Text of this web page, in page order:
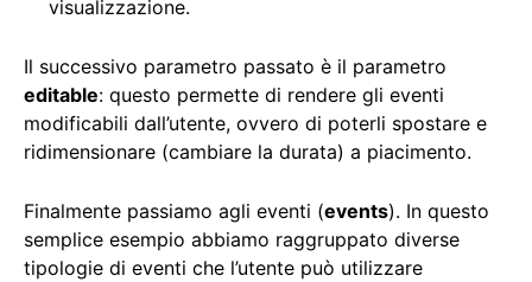
visualizzazione.
Il successivo parametro passato è il parametro
editable: questo permette di rendere gli eventi
modificabili dall’utente, ovvero di poterli spostare e
ridimensionare (cambiare la durata) a piacimento.
Finalmente passiamo agli eventi (events). In questo
semplice esempio abbiamo raggruppato diverse
tipologie di eventi che l’utente può utilizzare